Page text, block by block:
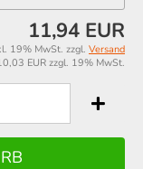
11,94 EUR
19% MwSt. zzgl. Versand
EUR zzgl. 19% MwSt.